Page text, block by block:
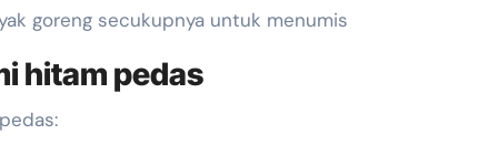
goreng secukupnya untuk menumis
hitam pedas